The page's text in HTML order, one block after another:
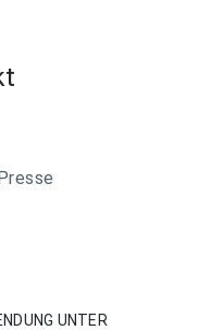
UNTER